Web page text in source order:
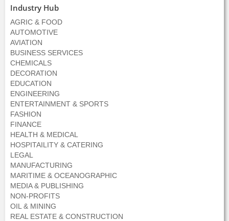
Industry Hub
AGRIC & FOOD
AUTOMOTIVE
AVIATION
BUSINESS SERVICES
CHEMICALS
DECORATION
EDUCATION
ENGINEERING
ENTERTAINMENT & SPORTS
FASHION
FINANCE
HEALTH & MEDICAL
HOSPITAILITY & CATERING
LEGAL
MANUFACTURING
MARITIME & OCEANOGRAPHIC
MEDIA & PUBLISHING
NON-PROFITS
OIL & MINING
REAL ESTATE & CONSTRUCTION